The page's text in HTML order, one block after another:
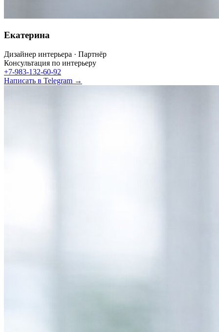
Екатерина
Дизайнер интерьера · Партнёр
Консультация по интерьеру
+7-983-132-60-92
Написать в Telegram →